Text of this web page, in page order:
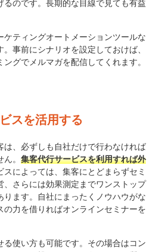
るのです。長期的な目線で見ても有益
ケティングオートメーションツールな
事前にシナリオを設定しておけば、
グでメルマガを配信してくれます。
スを活用する
は、必ずしも自社だけで行わなければ
。 集客代行サービスを利用すれば外
スによっては、集客にとどまらずセミ
、さらには効果測定までワンストップ
ります。自社にまったくノウハウがな
の力を借りればオンラインセミナーを
る使い方も可能です。その場合はコン